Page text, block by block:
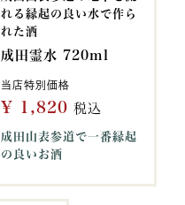
れる縁起の良い水で作ら
れた酒
成田霊水 720ml
当店特別価格
¥ 1,820 税込
成田山表参道で一番縁起
の良いお酒